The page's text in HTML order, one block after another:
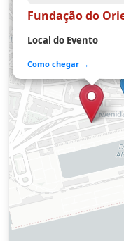
Fundação do
Local do Evento
Como chegar →